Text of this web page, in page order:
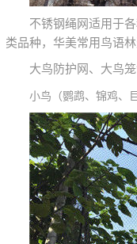
不锈钢绳网适用于
类品种，华美常用鸟语
大鸟防护网、大鸟
小鸟（鹦鹉、锦鸡、